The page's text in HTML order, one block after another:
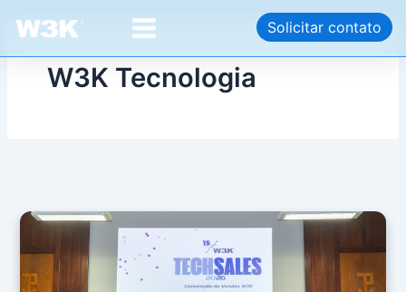
para
o
conteúdo
Main
Menu
Solicitar contato
W3K Tecnologia
de
post